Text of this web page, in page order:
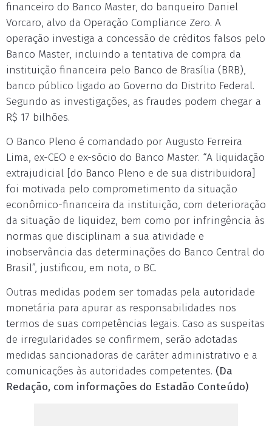
financeiro do Banco Master, do banqueiro Daniel
Vorcaro, alvo da Operação Compliance Zero. A
operação investiga a concessão de créditos falsos pelo
Banco Master, incluindo a tentativa de compra da
instituição financeira pelo Banco de Brasília (BRB),
banco público ligado ao Governo do Distrito Federal.
Segundo as investigações, as fraudes podem chegar a
R$ 17 bilhões.
O Banco Pleno é comandado por Augusto Ferreira
Lima, ex-CEO e ex-sócio do Banco Master. “A liquidação
extrajudicial [do Banco Pleno e de sua distribuidora]
foi motivada pelo comprometimento da situação
econômico-financeira da instituição, com deterioração
da situação de liquidez, bem como por infringência às
normas que disciplinam a sua atividade e
inobservância das determinações do Banco Central do
Brasil”, justificou, em nota, o BC.
Outras medidas podem ser tomadas pela autoridade
monetária para apurar as responsabilidades nos
termos de suas competências legais. Caso as suspeitas
de irregularidades se confirmem, serão adotadas
medidas sancionadoras de caráter administrativo e a
comunicações às autoridades competentes. (Da
Redação, com informações do Estadão Conteúdo)